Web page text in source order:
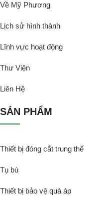
Về Mỹ Phương
Lịch sử hình thành
Lĩnh vực hoạt động
Thư Viện
Liên Hệ
SẢN PHẨM
Thiết bị đóng cắt trung thế
Tụ bù
Thiết bị bảo vệ quá áp